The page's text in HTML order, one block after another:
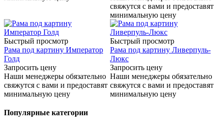
свяжутся с вами и предоставят
минимальную цену
Быстрый просмотр
Рама под картину Император
Голд
Запросить цену
Наши менеджеры обязательно
свяжутся с вами и предоставят
минимальную цену
Быстрый просмотр
Рама под картину Ливерпуль-
Люкс
Запросить цену
Наши менеджеры обязательно
свяжутся с вами и предоставят
минимальную цену
Популярные категории